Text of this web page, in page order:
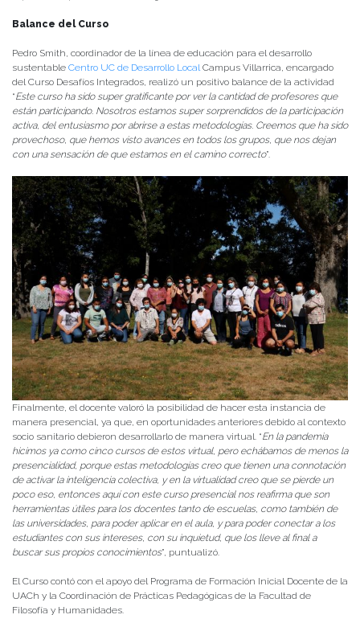
Balance del Curso
Pedro Smith, coordinador de la línea de educación para el desarrollo
sustentable Centro UC de Desarrollo LocalCampus Villarrica, encargado
del Curso Desafíos Integrados, realizó un positivo balance de la actividad
“Este curso ha sido super gratificante por ver la cantidad de profesores que
están participando. Nosotros estamos super sorprendidos de la participación
activa, del entusiasmo por abrirse a estas metodologías. Creemos que ha sido
provechoso, que hemos visto avances en todos los grupos, que nos dejan
con una sensación de que estamos en el camino correcto”.
Finalmente, el docente valoró la posibilidad de hacer esta instancia de
manera presencial, ya que, en oportunidades anteriores debido al contexto
socio sanitario debieron desarrollarlo de manera virtual. “En la pandemia
hicimos ya como cinco cursos de estos virtual, pero echábamos de menos la
presencialidad, porque estas metodologías creo que tienen una connotación
de activar la inteligencia colectiva, y en la virtualidad creo que se pierde un
poco eso, entonces aquí con este curso presencial nos reafirma que son
herramientas útiles para los docentes tanto de escuelas, como también de
las universidades, para poder aplicar en el aula, y para poder conectar a los
estudiantes con sus intereses, con su inquietud, que los lleve al final a
buscar sus propios conocimientos”, puntualizó.
El Curso contó con el apoyo del Programa de Formación Inicial Docente de la
UACh y la Coordinación de Prácticas Pedagógicas de la Facultad de
Filosofía y Humanidades.